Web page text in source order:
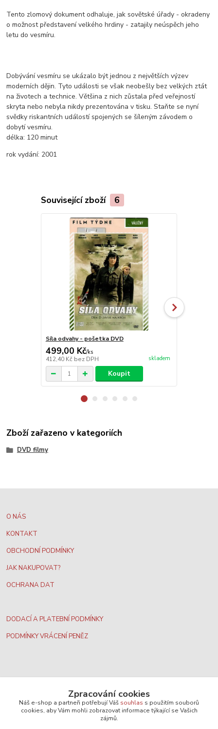
Tento zlomový dokument odhaluje, jak sovětské úřady - okradeny
o možnost představení velkého hrdiny - zatajily neúspěch jeho
letu do vesmíru.
Dobývání vesmíru se ukázalo být jednou z největších výzev
moderních dějin. Tyto události se však neobešly bez velkých ztát
na životech a technice. Většina z nich zůstala před veřejností
skryta nebo nebyla nikdy prezentována v tisku. Staňte se nyní
svědky riskantních událostí spojených se šíleným závodem o
dobytí vesmíru.
délka: 120 minut
rok vydání: 2001
Související zboží 6
Síla odvahy - pošetka DVD
499,00 Kč/ks
412,40 Kč bez DPH skladem
Koupit
Zboží zařazeno v kategoriích
DVD filmy
O NÁS
KONTAKT
OBCHODNÍ PODMÍNKY
JAK NAKUPOVAT?
OCHRANA DAT
DODACÍ A PLATEBNÍ PODMÍNKY
PODMÍNKY VRÁCENÍ PENĚZ
Plážový volejbal, rezervace kurtů
Zpracování cookies
Náš e-shop a partneři potřebují Váš souhlas s použitím souborů
cookies, aby Vám mohli zobrazovat informace týkající se Vašich
zájmů.